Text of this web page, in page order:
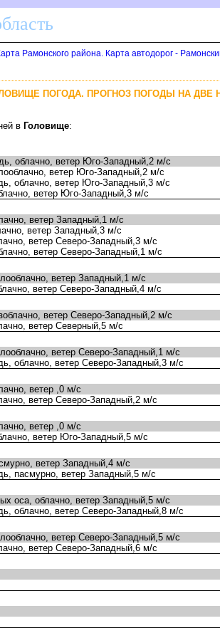
Рамонского района. Карта автодорог -
ПОГОДА. ПРОГНОЗ ПОГОДЫ НА ДВЕ
Головище:
облачно, ветер Юго-Западный,2 м/с
ветер Юго-Западный,2 м/с
облачно, ветер Юго-Западный,3 м/с
ветер Юго-Западный,3 м/с
ветер Западный,1 м/с
ветер Западный,3 м/с
ветер Северо-Западный,3 м/с
ветер Северо-Западный,1 м/с
ветер Западный,1 м/с
ветер Северо-Западный,4 м/с
ветер Северо-Западный,2 м/с
ветер Северный,5 м/с
ветер Северо-Западный,1 м/с
облачно, ветер Северо-Западный,3 м/с
ветер ,0 м/с
ветер Северо-Западный,2 м/с
ветер ,0 м/с
ветер Юго-Западный,5 м/с
ветер Западный,4 м/с
пасмурно, ветер Западный,5 м/с
оса, облачно, ветер Западный,5 м/с
облачно, ветер Северо-Западный,8 м/с
ветер Северо-Западный,5 м/с
ветер Северо-Западный,6 м/с